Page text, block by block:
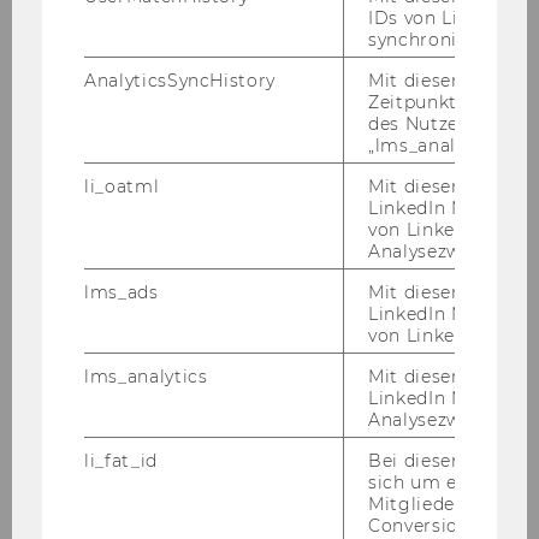
Workshop: Introduction to Resilience
praxisWorkshop: Entwicklung von KI-
Angeboten/Chatbot für NPOs (12.11.2024)
Workshop: Projektmanagement in NPOs
Workshop Resilienz: die eigene Stärke
erkennen
praxisWorkshop: AI/Künstliche Intelligenz für
praxisWorkshop (2 Tage): Einführung in die
Organisationsmodell der Soziokratie
Nachhaltigkeitsberichterstattung in NPOs
IDs von LinkedIn
synchronisiert.
AnalyticsSyncHistory
Mit diesem
Zeitpunkt der
des Nutzers mit
„lms_analytics“
li_oatml
Mit diesem
LinkedIn
von LinkedIn zu
Analysezwecke
lms_ads
Mit diesem
LinkedIn
von LinkedIn
lms_analytics
Mit diesem
LinkedIn
Analysezwecken
li_fat_id
Bei diesem
sich um eine
Conversion-